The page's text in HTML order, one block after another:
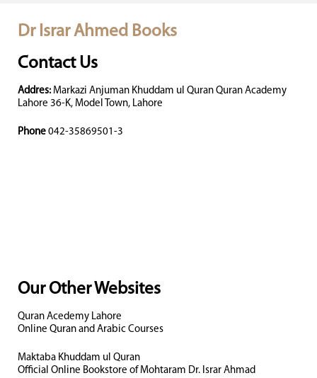
Dr Israr Ahmed Books
Contact Us
Addres: Markazi Anjuman Khuddam ul Quran Quran Academy
Lahore 36-K, Model Town, Lahore
Phone 042-35869501-3
Our Other Websites
Quran Acedemy Lahore
Online Quran and Arabic Courses
Maktaba Khuddam ul Quran
Official Online Bookstore of Mohtaram Dr. Israr Ahmad